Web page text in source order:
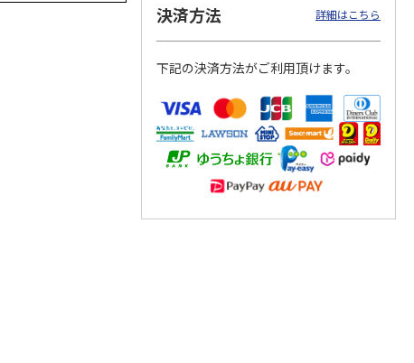
決済方法 詳細はこちら
下記の決済方法がご利用頂けます。